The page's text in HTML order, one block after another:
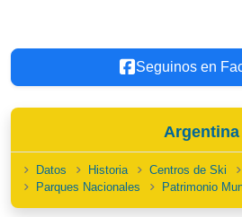
Seguinos en
Argentina
Datos Historia Centros de Ski
Parques Nacionales
Patrimonio